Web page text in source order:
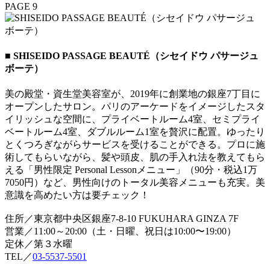
PAGE 9
■ SHISEIDO PASSAGE BEAUTÉ（シセイドウ パサージュ
ボーテ）
美の殿堂・資生堂美容室が、2019年に創業地の銀座7丁目に
オープンしたサロン。パリのアーケードをイメージしたスタ
イリッシュな空間に、プライベートルーム4室、セミプライ
ベートルーム4室、ダブルルーム1室を贅沢に配置。ゆったり
とくつろぎながらサービスを受けることができる。プロに施
術してもらいながら、髪や頭皮、肌の手入れ法を教えてもら
える「男性限定 Personal Lessonメニュー」（90分・税込1万
7050円）など、男性向けのトータル美容メニューも充実。美
意識を高めたい方は要チェック！
住所／東京都中央区銀座7-8-10 FUKUHARA GINZA 7F
営業／11:00～20:00（土・日曜、祝日は10:00〜19:00）
定休／第３水曜
TEL／03-5537-5501